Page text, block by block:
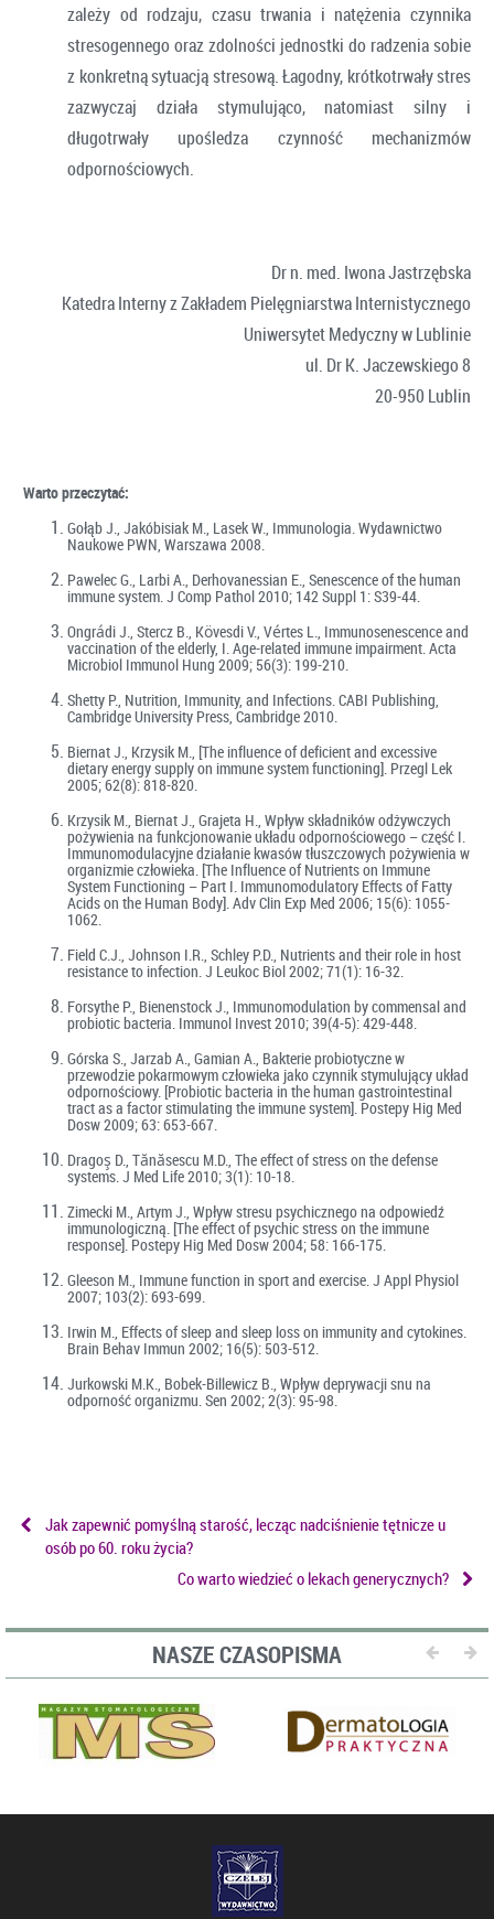
zależy od rodzaju, czasu trwania i natężenia czynnika
stresogennego oraz zdolności jednostki do radzenia sobie
z konkretną sytuacją stresową. Łagodny, krótkotrwały stres
zazwyczaj działa stymulująco, natomiast silny i
długotrwały upośledza czynność mechanizmów
odpornościowych.
Dr n. med. Iwona Jastrzębska
Katedra Interny z Zakładem Pielęgniarstwa Internistycznego
Uniwersytet Medyczny w Lublinie
ul. Dr K. Jaczewskiego 8
20-950 Lublin
Warto przeczytać:
Gołąb J., Jakóbisiak M., Lasek W., Immunologia. Wydawnictwo
Naukowe PWN, Warszawa 2008.
Pawelec G., Larbi A., Derhovanessian E., Senescence of the human
immune system. J Comp Pathol 2010; 142 Suppl 1: S39-44.
Ongrádi J., Stercz B., Kövesdi V., Vértes L., Immunosenescence and
vaccination of the elderly, I. Age-related immune impairment. Acta
Microbiol Immunol Hung 2009; 56(3): 199-210.
Shetty P., Nutrition, Immunity, and Infections. CABI Publishing,
Cambridge University Press, Cambridge 2010.
Biernat J., Krzysik M., [The influence of deficient and excessive
dietary energy supply on immune system functioning]. Przegl Lek
2005; 62(8): 818-820.
Krzysik M., Biernat J., Grajeta H., Wpływ składników odżywczych
pożywienia na funkcjonowanie układu odpornościowego – część I.
Immunomodulacyjne działanie kwasów tłuszczowych pożywienia w
organizmie człowieka. [The Influence of Nutrients on Immune
System Functioning – Part I. Immunomodulatory Effects of Fatty
Acids on the Human Body]. Adv Clin Exp Med 2006; 15(6): 1055-
1062.
Field C.J., Johnson I.R., Schley P.D., Nutrients and their role in host
resistance to infection. J Leukoc Biol 2002; 71(1): 16-32.
Forsythe P., Bienenstock J., Immunomodulation by commensal and
probiotic bacteria. Immunol Invest 2010; 39(4-5): 429-448.
Górska S., Jarzab A., Gamian A., Bakterie probiotyczne w
przewodzie pokarmowym człowieka jako czynnik stymulujący układ
odpornościowy. [Probiotic bacteria in the human gastrointestinal
tract as a factor stimulating the immune system]. Postepy Hig Med
Dosw 2009; 63: 653-667.
Dragoş D., Tănăsescu M.D., The effect of stress on the defense
systems. J Med Life 2010; 3(1): 10-18.
Zimecki M., Artym J., Wpływ stresu psychicznego na odpowiedź
immunologiczną. [The effect of psychic stress on the immune
response]. Postepy Hig Med Dosw 2004; 58: 166-175.
Gleeson M., Immune function in sport and exercise. J Appl Physiol
2007; 103(2): 693-699.
Irwin M., Effects of sleep and sleep loss on immunity and cytokines.
Brain Behav Immun 2002; 16(5): 503-512.
Jurkowski M.K., Bobek-Billewicz B., Wpływ deprywacji snu na
odporność organizmu. Sen 2002; 2(3): 95-98.
Jak zapewnić pomyślną starość, lecząc nadciśnienie tętnicze u
osób po 60. roku życia?
Co warto wiedzieć o lekach generycznych?
NASZE CZASOPISMA